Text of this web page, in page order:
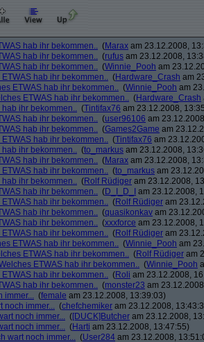
hab ihr bekommen.. (Marax am 23.12.2008,
hab ihr bekommen.. (rufus am 23.12.2008,
hab ihr bekommen.. (Winnie_Pooh am
hab ihr bekommen.. (Hardware_Crash am
ETWAS hab ihr bekommen.. (Winnie_Pooh am
ETWAS hab ihr bekommen.. (Hardware_Crash
hab ihr bekommen.. (Tintifax76 am 23.12.2008,
hab ihr bekommen.. (user96106 am
hab ihr bekommen.. (Games2Game am
hab ihr bekommen.. (Tintifax76 am
hab ihr bekommen.. (to_markus am 23.12.2008,
hab ihr bekommen.. (Marax am 23.12.2008,
hab ihr bekommen.. (to_markus am
hab ihr bekommen.. (Rolf Rüdiger am 23.12.2008,
hab ihr bekommen.. (D_I_D_I
am 23.12.2008,
hab ihr bekommen.. (Rolf Rüdiger am
hab ihr bekommen.. (quasikonkav am
hab ihr bekommen.. (xxxforce am 23.12.2008,
hab ihr bekommen.. (Rolf Rüdiger am
ETWAS hab ihr bekommen.. (Winnie_Pooh am
ETWAS hab ihr bekommen.. (Rolf Rüdiger am
ETWAS hab ihr bekommen.. (Winnie_Pooh
hab ihr bekommen.. (Roli am 23.12.2008,
hab ihr bekommen.. (monster23 am
immer... (female am 23.12.2008, 13:39:03)
noch immer... (chefchemiker am 23.12.2008,
noch immer... ([DUCK]Butcher am 23.12.2008,
noch immer... (Harti am 23.12.2008, 13:47:55)
wart noch immer... (User284 am 23.12.2008,